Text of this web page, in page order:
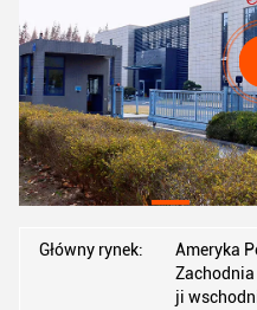
Główny rynek:
Ameryka
Zachodnia
ji